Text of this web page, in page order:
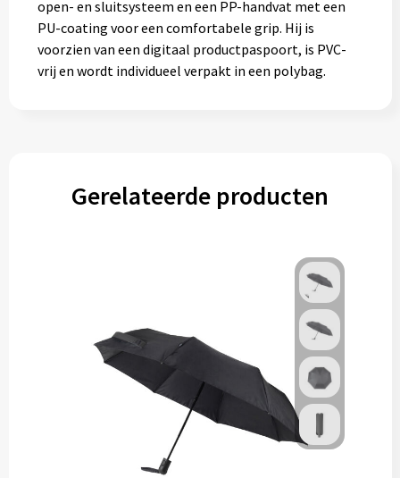
open- en sluitsysteem en een PP-handvat met een
PU-coating voor een comfortabele grip. Hij is
voorzien van een digitaal productpaspoort, is PVC-
vrij en wordt individueel verpakt in een polybag.
Gerelateerde producten